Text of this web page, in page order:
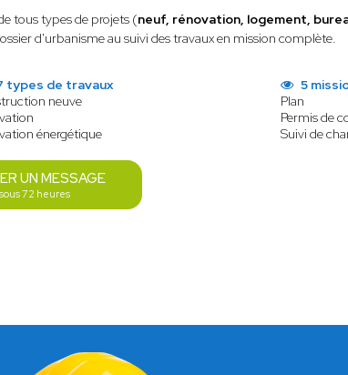
tous types de projets (neuf, rénovation, logement,
d'urbanisme au suivi des travaux en mission complète.
types de travaux
neuve
énergétique
5
Plan
Permis de
Suivi de
UN MESSAGE
72 heures